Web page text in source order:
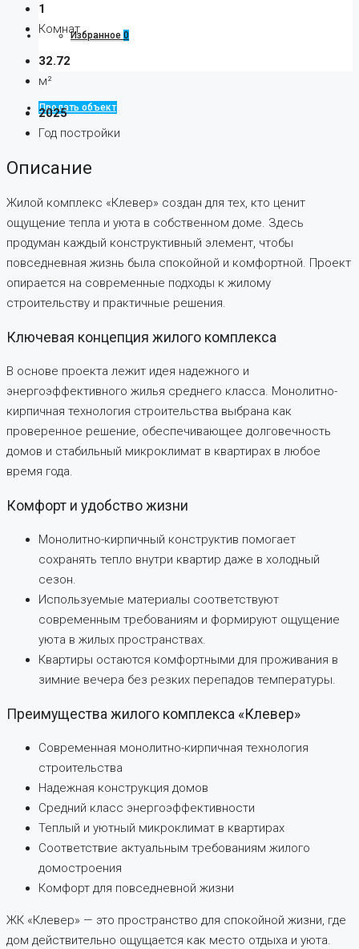
Избранное 0
Продать объект
1
Комнат
32.72
м²
2025
Год постройки
Описание
Жилой комплекс «Клевер» создан для тех, кто ценит
ощущение тепла и уюта в собственном доме. Здесь
продуман каждый конструктивный элемент, чтобы
повседневная жизнь была спокойной и комфортной. Проект
опирается на современные подходы к жилому
строительству и практичные решения.
Ключевая концепция жилого комплекса
В основе проекта лежит идея надежного и
энергоэффективного жилья среднего класса. Монолитно-
кирпичная технология строительства выбрана как
проверенное решение, обеспечивающее долговечность
домов и стабильный микроклимат в квартирах в любое
время года.
Комфорт и удобство жизни
Монолитно-кирпичный конструктив помогает
сохранять тепло внутри квартир даже в холодный
сезон.
Используемые материалы соответствуют
современным требованиям и формируют ощущение
уюта в жилых пространствах.
Квартиры остаются комфортными для проживания в
зимние вечера без резких перепадов температуры.
Преимущества жилого комплекса «Клевер»
Современная монолитно-кирпичная технология
строительства
Надежная конструкция домов
Средний класс энергоэффективности
Теплый и уютный микроклимат в квартирах
Соответствие актуальным требованиям жилого
домостроения
Комфорт для повседневной жизни
ЖК «Клевер» — это пространство для спокойной жизни, где
дом действительно ощущается как место отдыха и уюта.